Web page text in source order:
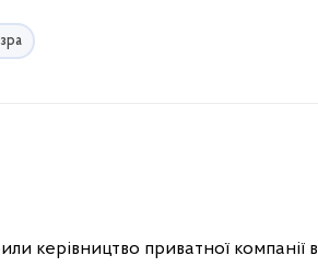
керівництво приватної компанії в